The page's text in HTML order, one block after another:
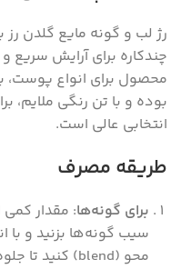
رژ لب و گونه مایع گلدن
چندکاره برای آرایش
محصول برای انواع
بوده و با تن رنگی ملایم،
انتخابی عالی است.
طریقه مصرف
برای گونه‌ها: مقدار
سیب گونه‌ها بزنید و با
محو (blend) کنید تا جلوه‌ای طبیعی ایجاد شود.